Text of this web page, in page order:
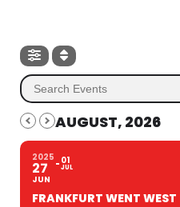
AUGUST, 2026
2025
27
JUN
01
JUL
FRANKFURT WENT WEST